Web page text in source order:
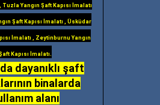
Tuzla Yangın Şaft Kapısı İmalatı
Şaft Kapısı İmalatı , Üsküdar
İmalatı , Zeytinburnu Yangın
Kapısı İmalatı.
dayanıklı şaft
binalarda
alanı